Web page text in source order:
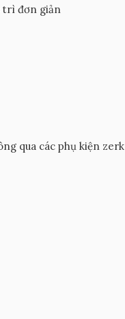
trì đơn giản
qua các phụ kiện zerk